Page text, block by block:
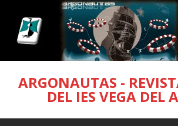
ARGONAUTAS -
DEL IES VEGA DEL